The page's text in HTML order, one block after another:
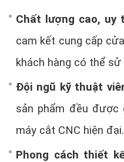
Chất lượng cao, uy
cam kết cung cấp
khách hàng có thể sử
Đội ngũ kỹ thuật
sản phẩm đều được
máy cắt CNC hiện đại.
Phong cách thiết